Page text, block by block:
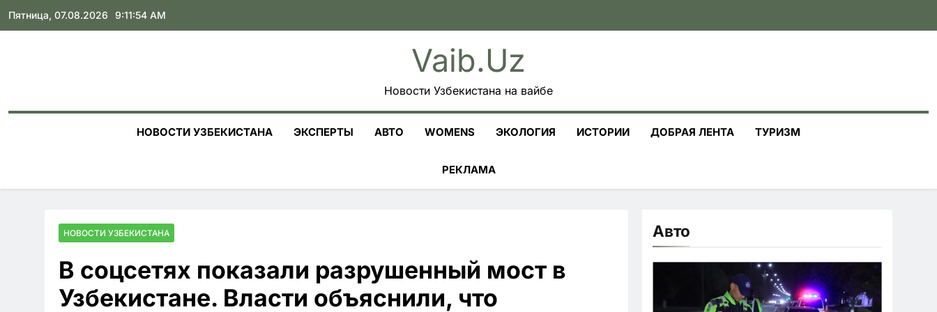
Skip
Пятница, 07.08.2026 9:11:55 AM
Vaib.uz
Новости Узбекистана на вайбе
НОВОСТИ УЗБЕКИСТАНА ЭКСПЕРТЫ АВТО WOMENS ЭКОЛОГИЯ ИСТОРИИ ДОБРАЯ ЛЕНТА ТУРИЗМ
РЕКЛАМА
НОВОСТИ УЗБЕКИСТАНА
В соцсетях показали разрушенный мост в
Узбекистане. Власти объяснили, что
Авто